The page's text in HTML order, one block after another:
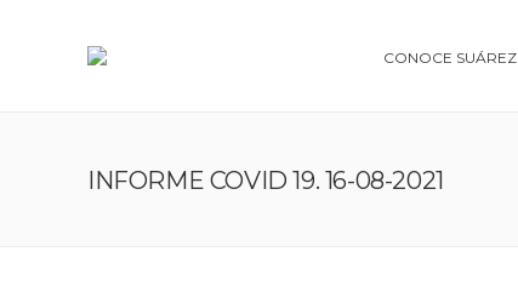
CONOCE SUÁREZ
INFORME COVID 19. 16-08-2021